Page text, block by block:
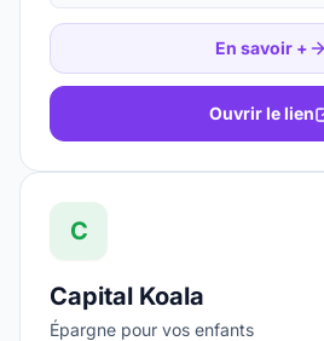
En savoir +
Ouvrir le lien
C
Capital Koala
Épargne pour vos enfants